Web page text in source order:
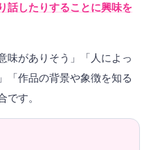
話したりすることに興味を
味がありそう」「人によっ
「作品の背景や象徴を知る
す。